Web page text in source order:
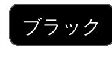
ブラック